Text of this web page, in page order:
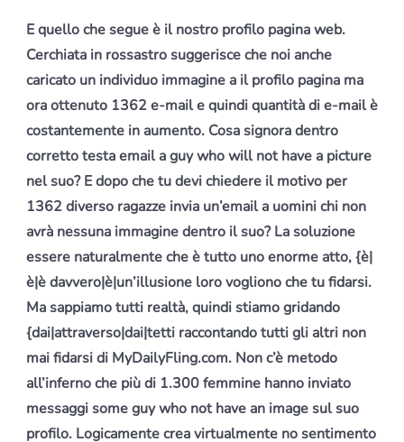
E quello che segue è il nostro profilo pagina web.
Cerchiata in rossastro suggerisce che noi anche
caricato un individuo immagine a il profilo pagina ma
ora ottenuto 1362 e-mail e quindi quantità di e-mail è
costantemente in aumento. Cosa signora dentro
corretto testa email a guy who will not have a picture
nel suo? E dopo che tu devi chiedere il motivo per
1362 diverso ragazze invia un’email a uomini chi non
avrà nessuna immagine dentro il suo? La soluzione
essere naturalmente che è tutto uno enorme atto, {è|
è|è davvero|è|un’illusione loro vogliono che tu fidarsi.
Ma sappiamo tutti realtà, quindi stiamo gridando
{dai|attraverso|dai|tetti raccontando tutti gli altri non
mai fidarsi di MyDailyFling.com. Non c’è metodo
all’inferno che più di 1.300 femmine hanno inviato
messaggi some guy who not have an image sul suo
profilo. Logicamente crea virtualmente no sentimento